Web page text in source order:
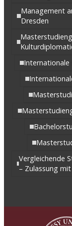
Archiv
SoSe 2026
SoSe 2023
Ab SoSe
Herunterladen
Herunterladen
Management
Dresden
Internationale
Vergleichende
– Zulassung